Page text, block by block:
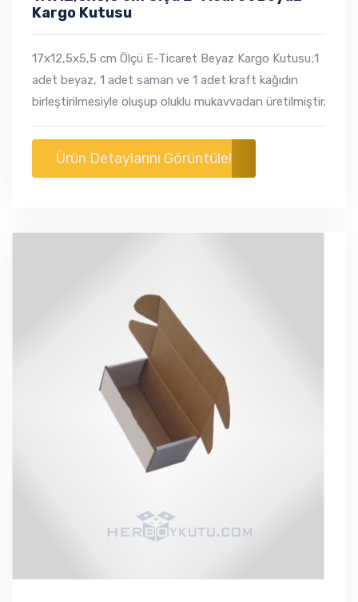
Kargo Kutusu
17x12,5x5,5 cm Ölçü E-Ticaret Beyaz Kargo Kutusu;1
adet beyaz, 1 adet saman ve 1 adet kraft kağıdın
birleştirilmesiyle oluşup oluklu mukavvadan üretilmiştir.​
Ürün Detaylarını Görüntüle!